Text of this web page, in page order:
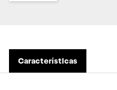
Características